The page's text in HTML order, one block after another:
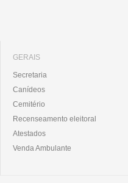
GERAIS
Secretaria
Canídeos
Cemitério
Recenseamento eleitoral
Atestados
Venda Ambulante